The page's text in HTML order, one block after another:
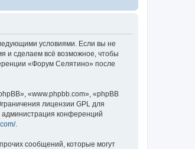
условиями. Если вы не
и сделаем всё возможное, чтобы
«Форум Селятино» после
«www.phpbb.com», «phpBB
лицензии GPL для
администрация конференций
.
сообщений, которые могут